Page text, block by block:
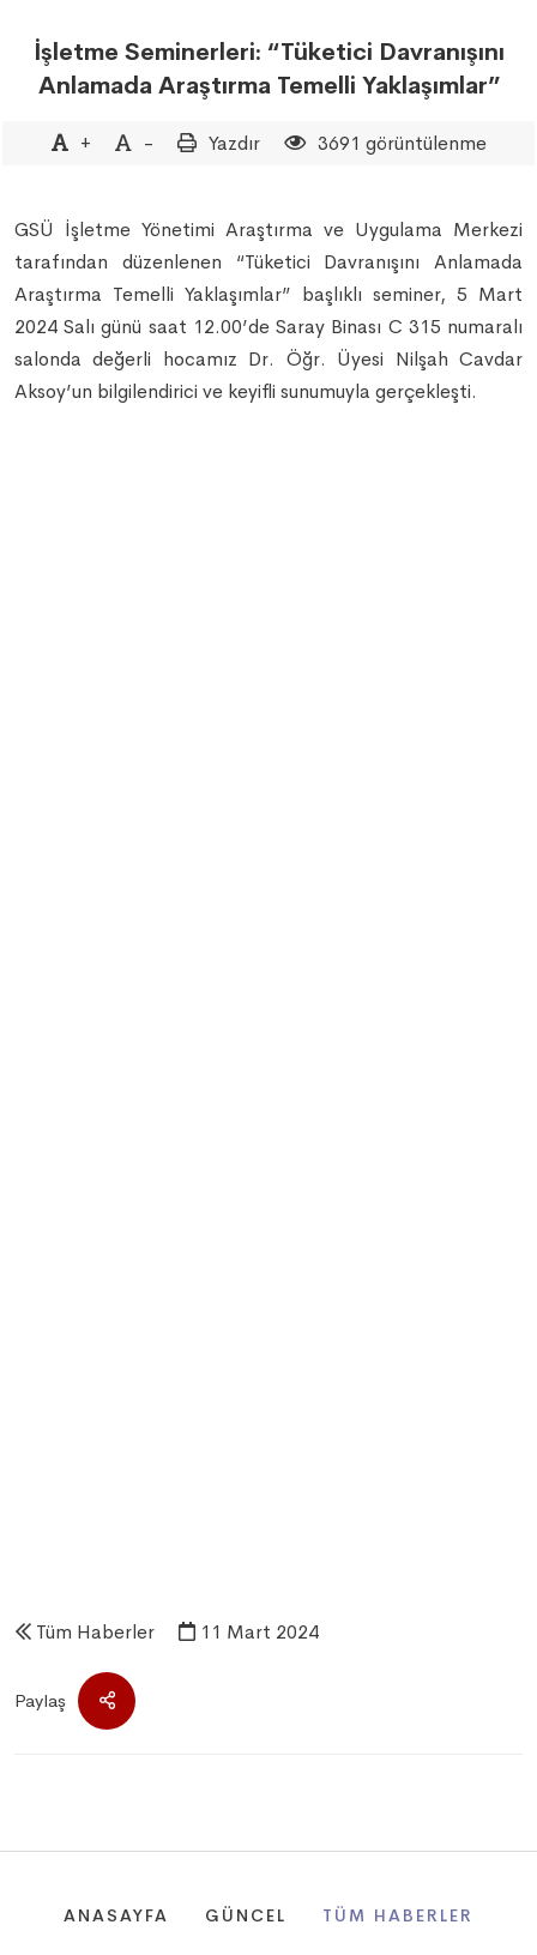
İşletme Seminerleri: “Tüketici Davranışını
Anlamada Araştırma Temelli Yaklaşımlar”
+ - Yazdır 3691 görüntülenme
GSÜ İşletme Yönetimi Araştırma ve Uygulama Merkezi
tarafından düzenlenen “Tüketici Davranışını Anlamada
Araştırma Temelli Yaklaşımlar” başlıklı seminer, 5 Mart
2024 Salı günü saat 12.00’de Saray Binası C 315 numaralı
salonda değerli hocamız Dr. Öğr. Üyesi Nilşah Cavdar
Aksoy’un bilgilendirici ve keyifli sunumuyla gerçekleşti.
Tüm Haberler 11 Mart 2024
Paylaş
ANASAYFA GÜNCEL TÜM HABERLER